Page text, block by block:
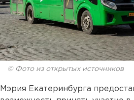
© Фото из открытых источников
Мэрия Екатеринбурга